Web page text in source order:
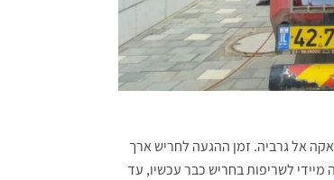
אל גרביה. זמן ההגעה לחריש ארך
לשריפות בחריש כבר עכשיו, עד